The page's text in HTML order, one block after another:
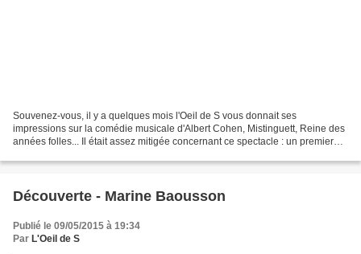
Souvenez-vous, il y a quelques mois l'Oeil de S vous donnait ses
impressions sur la comédie musicale d'Albert Cohen, Mistinguett, Reine des
années folles... Il était assez mitigée concernant ce spectacle : un premier
Découverte - Marine Baousson
Publié le 09/05/2015 à 19:34
Par L'Oeil de S